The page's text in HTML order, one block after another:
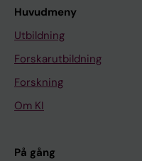
Huvudmeny
Utbildning
Forskarutbildning
Forskning
Om KI
På gång